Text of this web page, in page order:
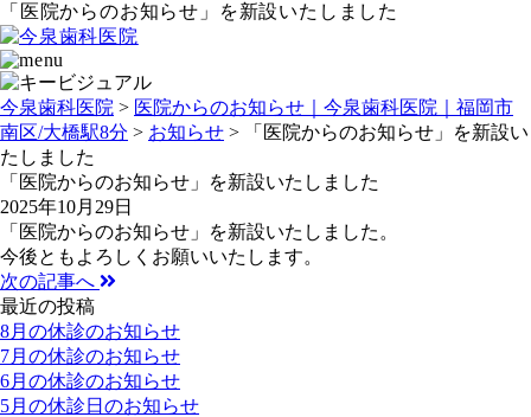
「医院からのお知らせ」を新設いたしました
今泉歯科医院 > 医院からのお知らせ｜今泉歯科医院｜福岡市
南区/大橋駅8分 > お知らせ >
「医院からのお知らせ」を新設い
たしました
「医院からのお知らせ」を新設いたしました
2025年10月29日
「医院からのお知らせ」を新設いたしました。
今後ともよろしくお願いいたします。
次の記事へ
最近の投稿
8月の休診のお知らせ
7月の休診のお知らせ
6月の休診のお知らせ
5月の休診日のお知らせ